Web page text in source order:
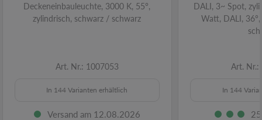
Deckeneinbauleuchte, 3000 K, 55°,
zylindrisch, schwarz / schwarz
Art. Nr.: 1007053
In 144 Varianten erhältlich
Versand am 12.08.2026
DALI, 3~ Spot,
Watt, DALI,
Art.
In 144